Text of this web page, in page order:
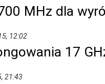
MHz dla
12:02
17
21:43